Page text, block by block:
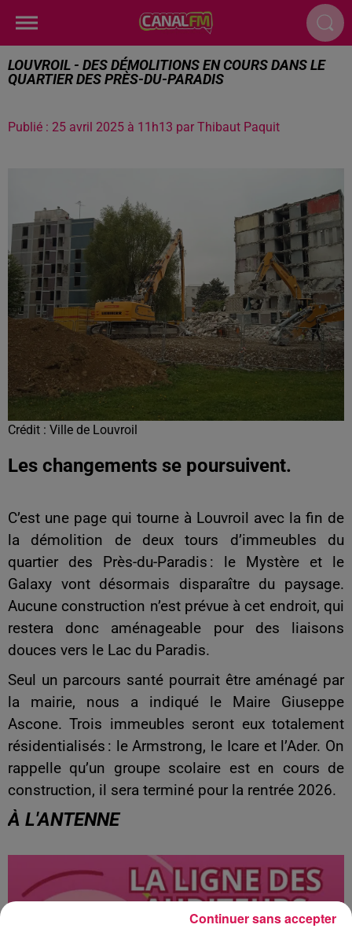
LOUVROIL - DES DÉMOLITIONS EN COURS DANS LE
QUARTIER DES PRÈS-DU-PARADIS
Publié : 25 avril 2025 à 11h13 par Thibaut Paquit
Crédit : Ville de Louvroil
Les changements se poursuivent.
C’est une page qui tourne à Louvroil avec la fin de
la démolition de deux tours d’immeubles du
quartier des Près-du-Paradis : le Mystère et le
Galaxy vont désormais disparaître du paysage.
Aucune construction n’est prévue à cet endroit, qui
restera donc aménageable pour des liaisons
douces vers le Lac du Paradis.
Seul un parcours santé pourrait être aménagé par
la mairie, nous a indiqué le Maire Giuseppe
Ascone. Trois immeubles seront eux totalement
résidentialisés : le Armstrong, le Icare et l’Ader. On
rappelle qu’un groupe scolaire est en cours de
construction, il sera terminé pour la rentrée 2026.
À L'ANTENNE
Continuer sans accepter